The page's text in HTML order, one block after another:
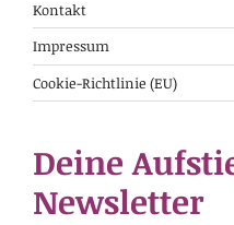
Kontakt
Impressum
Cookie-Richtlinie (EU)
Deine
Newsletter